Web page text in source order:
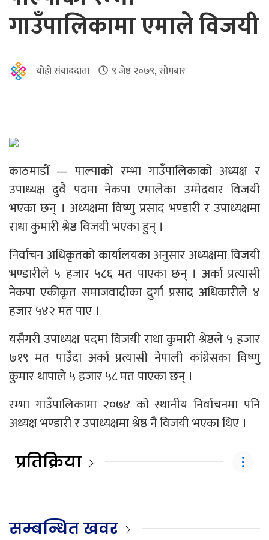
गाउँपालिकामा एमाले विजयी
योहो संवाददाता ९ जेष्ठ २०७९, सोमबार
काठमाडौँ — पाल्पाको रम्भा गाउँपालिकाको अध्यक्ष र
उपाध्यक्ष दुवै पदमा नेकपा एमालेका उम्मेदवार विजयी
भएका छन् । अध्यक्षमा विष्णु प्रसाद भण्डारी र उपाध्यक्षमा
राधा कुमारी श्रेष्ठ विजयी भएका हुन् ।
निर्वाचन अधिकृतको कार्यालयका अनुसार अध्यक्षमा विजयी
भण्डारीले ५ हजार ५८६ मत पाएका छन् । अर्का प्रत्यासी
नेकपा एकीकृत समाजवादीका दुर्गा प्रसाद अधिकारीले ४
हजार ५४२ मत पाए ।
यसैगरी उपाध्यक्ष पदमा विजयी राधा कुमारी श्रेष्ठले ५ हजार
७१९ मत पाउँदा अर्का प्रत्यासी नेपाली कांग्रेसका विष्णु
कुमार थापाले ५ हजार ५८ मत पाएका छन् ।
रम्भा गाउँपालिकामा २०७४ को स्थानीय निर्वाचनमा पनि
अध्यक्ष भण्डारी र उपाध्यक्षमा श्रेष्ठ नै विजयी भएका थिए ।
प्रतिक्रिया
सम्बन्धित खवर